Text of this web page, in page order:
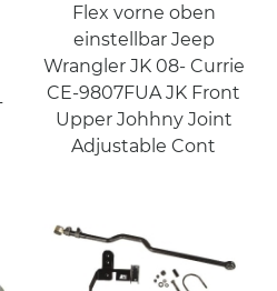
Flex vorne oben
einstellbar Jeep
Wrangler JK 08- Currie
CE-9807FUA JK Front
Upper Johhny Joint
Adjustable Cont